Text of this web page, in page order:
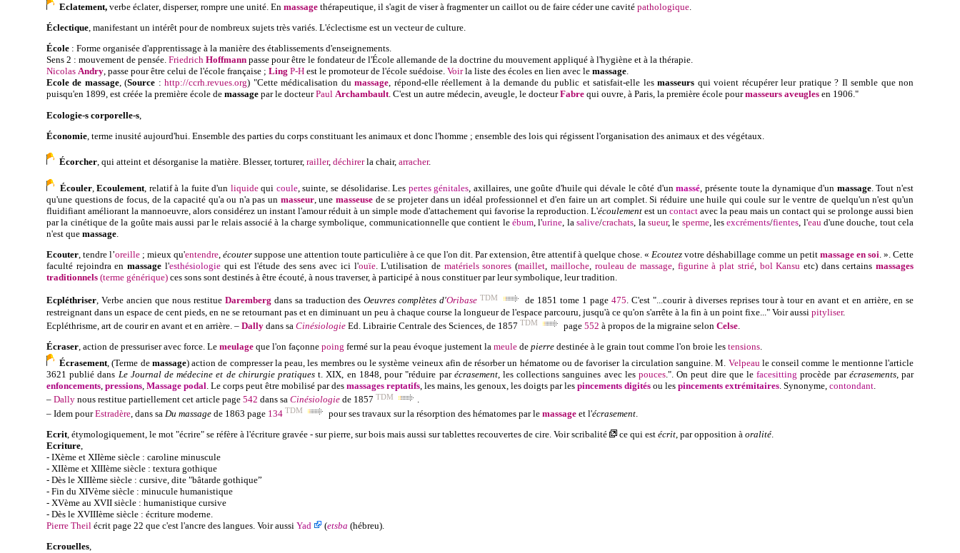
Eclatement, verbe éclater, disperser, rompre une unité . En massage thérapeutique, il s'agit de viser à fragmenter un caillot ou de faire céder une cavité pathologique
Éclectique , manifestant un intérêt pour de nombreux sujets très variés. L'éclectisme est un vecteur de culture.
École : Forme organisée d'apprentissage à la manière des établissements d'enseignements.
Sens 2 : mouvement de pensée. Friedrich Hoffmann passe pour être le fondateur de l'École allemande de la doctrine du mouvement appliqué à l'hygiène et à la thérapie.
Nicolas Andry, passe pour être celui de l'école française ; Ling P-H est le promoteur de l'école suédoise. Voirla liste des écoles en lien avec le massage.
Ecole de massage, (Source :http://ccrh.revues.org) "Cette médicalisation dumassage, répond-elle réellement à la demande du public et satisfait-elle lesmasseurs qui voient récupérer leur pratique ? Il semble que non
puisqu'en 1899, est créée la première école de massage par le docteurPaul Archambault. C'est un autre médecin, aveugle, le docteurFabre qui ouvre, à Paris, la première école pourmasseurs aveugles en 1906."
Ecologie-s corporelle-s
Économie , terme inusité aujourd'hui. Ensemble des parties du corps constituant les animaux et donc l'homme ; ensemble des lois qui régissent l'organisation des animaux et des végétaux.
Écorcher, qui atteint et désorganise la matière. Blesser, torturer, railler, déchirerla chair, arracher.
Écouler,Ecoulement , relatif à la fuite d'un liquidequi coule, suinte, se désolidarise. Les pertes génitales , axillaires, une goûte d'huile qui dévale le côté d'unmassé , présente toute la dynamique d'un massage. Tout n'est
qu'une questions de focus, de la capacité qu'a ou n'a pas un masseur, unemasseuse de se projeter dans un idéal professionnel et d'en faire un art complet. Si réduire une huile qui coule sur le ventre de quelqu'un n'est qu'un
fluidifiant améliorant la mannoeuvre, alors considérez un instant l'amour réduit à un simple mode d'attachement qui favorise la reproduction. L'écoulement est un contact avec la peau mais un contact qui se prolonge aussi bien
par la cinétique de la goûte mais aussi par le relais associé à la charge symbolique, communicationnelle que contient leébum , l'urine , lasalive/crachats la sueur,le sperme, lesexcréments/fientes , l'eau d'une douche, tout cela
n'est que massage
Ecouter , tendre l’oreille ; mieux qu'entendre écouter suppose une attention toute particulière à ce que l'on dit. Par extension, être attentif à quelque chose. « Ecoutez votre déshabillage comme un petit massage en soi . ». Cette
faculté rejoindra enmassage l'esthésiologiequi est l'étude des sens avec ici l'ouïe. L'utilisation de matériels sonores (maillet mailloche, rouleau de massage, figurine à plat strié, bol Kansu etc) dans certainsmassages
traditionnels (terme générique) ces sons sont destinés à être écouté, à nous traverser, à participé à nous constituer par leur symbolique, leur tradition.
Ecpléthriser, Verbe ancien que nous restitue Daremberg dans sa traduction desOeuvres complètes d'Oribase TDM de 1851 tome 1 page 475. C'est "...courir à diverses reprises tour à tour en avant et en arrière, en se
restreignant dans un espace de cent pieds, en ne se retournant pas et en diminuant un peu à chaque course la longueur de l'espace parcouru, jusqu'à ce qu'on s'arrête à la fin à un point fixe..." Voir aussi pityliser.
Ecpléthrisme , art de courir en avant et en arrière. – Dally dans sa Cinésiologie Ed. Librairie Centrale des Sciences, de 1857 TDM page 552 à propos de la migraine selon Celse
Écraser, action de pressuriser avec force. Le meulage que l'on façonne poing fermé sur la peau évoque justement la meule de pierre destinée à le grain tout comme l'on broie les tensions.
Écrasement, (Terme de massage) action de compresser la peau, les membres ou le système veineux afin de résorber un hématome ou de favoriser la circulation sanguine. M. Velpeaule conseil comme le mentionne l'article
3621 publié dans Le Journal de médecine et de chirurgie pratiques t. XIX, en 1848, pour "réduire par écrasement, les collections sanguines avec les pouces.". On peut dire que lefacesitting procède par écrasements, par
enfoncements, pressions, Massage podal. Le corps peut être mobilisé par des massages reptatifs, les mains, les genoux, les doigts par les pincements digités ou les pincements extrémitaires. Synonyme, contondant.
– Dally nous restitue partiellement cet article page 542 dans sa Cinésiologie de 1857 TDM
.
– Idem pourEstradère , dans sa Du massage de 1863 page 134 TDM pour ses travaux sur la résorption des hématomes par le massage et l'écrasement
Ecrit, étymologiquement, le mot "écrire" se réfère à l'écriture gravée - sur pierre, sur bois mais aussi sur tablettes recouvertes de cire. Voir scribalité ce qui est écrit, par opposition à oralité.
Ecriture,
- IXème et XIIème siècle : caroline minuscule
- XIIème et XIIIème siècle : textura gothique
- Dès le XIIIème siècle : cursive, dite "bâtarde gothique”
- Fin du XIVème siècle : minucule humanistique
- XVème au XVII siècle : humanistique cursive
- Dès le XVIIIème siècle : écriture moderne.
Pierre Theil écrit page 22 que c'est l'ancre des langues. Voir aussi Yad (etsba (hébreu).
Ecrouelles,